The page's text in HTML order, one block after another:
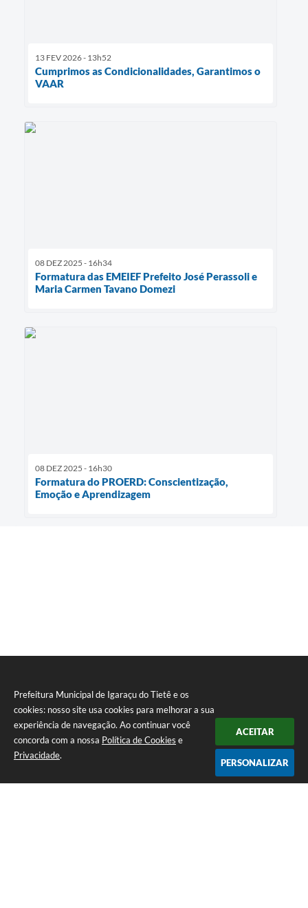
Prefeitura Municipal de Igaraçu do Tietê e os
cookies: nosso site usa cookies para melhorar a sua
experiência de navegação. Ao continuar você
concorda com a nossa Política de Cookies e
Privacidade.
ACEITAR
PERSONALIZAR
13 FEV 2026 - 13h52
Cumprimos as Condicionalidades, Garantimos o
VAAR
08 DEZ 2025 - 16h34
Formatura das EMEIEF Prefeito José Perassoli e
Maria Carmen Tavano Domezi
08 DEZ 2025 - 16h30
Formatura do PROERD: Conscientização,
Emoção e Aprendizagem